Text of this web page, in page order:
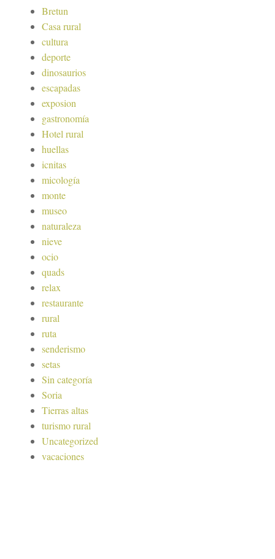
Bretun
Casa rural
cultura
deporte
dinosaurios
escapadas
exposion
gastronomía
Hotel rural
huellas
icnitas
micología
monte
museo
naturaleza
nieve
ocio
quads
relax
restaurante
rural
ruta
senderismo
setas
Sin categoría
Soria
Tierras altas
turismo rural
Uncategorized
vacaciones